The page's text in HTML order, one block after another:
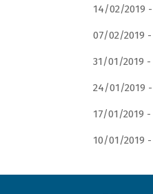
14/02/2019 -
07/02/2019 -
31/01/2019 -
24/01/2019 -
17/01/2019 -
10/01/2019 -